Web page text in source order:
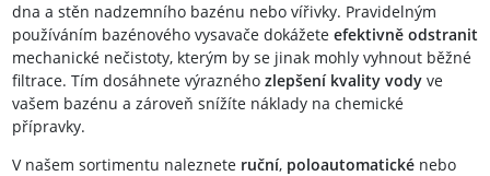
dna a stěn nadzemního bazénu nebo vířivky. Pravidelným
používáním bazénového vysavače dokážete efektivně odstranit
mechanické nečistoty, kterým by se jinak mohly vyhnout běžné
filtrace. Tím dosáhnete výraznéhozlepšení kvality vodyve
vašem bazénu a zároveň snížíte náklady na chemické
přípravky.
V našem sortimentu naleznete ruční, poloautomatickénebo